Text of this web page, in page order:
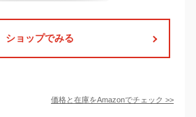
ショップでみる
価格と在庫をAmazonでチェック >>